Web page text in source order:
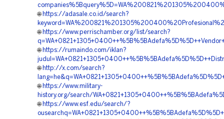
🌐 https://adasale.co.id/search?
🌐 https://www.perrischamber.org/list/search?
🌐 https://rumaindo.com/iklan?
🌐 http://x.com/search?
🌐 https://www.military-
history.org/search/
🌐 https://www.esf.edu/search/?